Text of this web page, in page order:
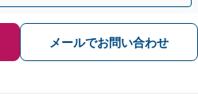
メールでお問い合わせ